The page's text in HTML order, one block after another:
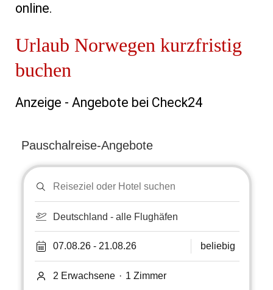
online.
Urlaub Norwegen kurzfristig
buchen
Anzeige - Angebote bei Check24